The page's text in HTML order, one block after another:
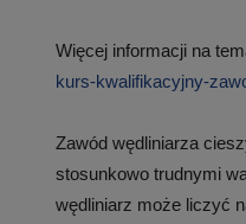
Więcej informacji na
kurs-kwalifikacyjny-
Zawód wędliniarza
stosunkowo trudnymi
wędliniarz może liczyć